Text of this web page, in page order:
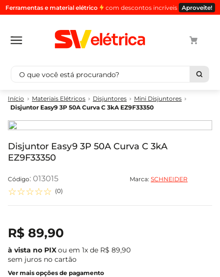
Ferramentas e material elétrico com descontos incríveis Aproveite!
O que você está procurando?
Materiais Elétricos Disjuntores
Mini Disjuntores
Disjuntor Easy9 3P 50A Curva C 3kA EZ9F33350
Disjuntor Easy9 3P 50A Curva C 3kA
EZ9F33350
: 013015 Marca: SCHNEIDER
☆☆☆☆☆ (0)
R$ 89,90
ou em 1x de R$ 89,90
sem juros no cartão
Ver mais opções de pagamento
Termos mais buscados
cabo
2º
luminaria
3 º
tomada
4º
4
eletroduto